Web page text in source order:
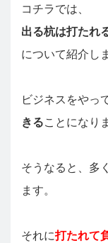
コチラでは、
出る杭は打たれ
について紹介し
ビジネスをやっ
きることになり
そうなると、多
ます。
それに打たれて